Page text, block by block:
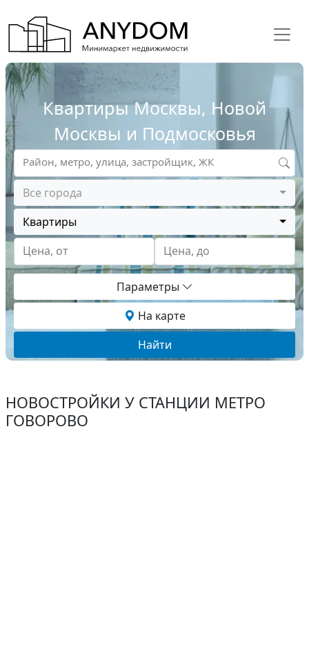
Квартиры Москвы, Новой
Москвы и Подмосковья
Все города
Квартиры
Цена, от
Цена, до
Район, метро, улица, застройщик, ЖК
Параметры
На карте
Найти
НОВОСТРОЙКИ У СТАНЦИИ МЕТРО
ГОВОРОВО